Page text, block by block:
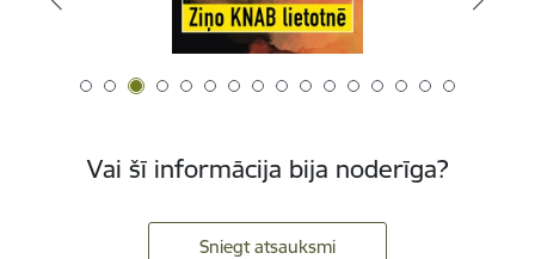
Vai šī informācija bija noderīga?
Sniegt atsauksmi